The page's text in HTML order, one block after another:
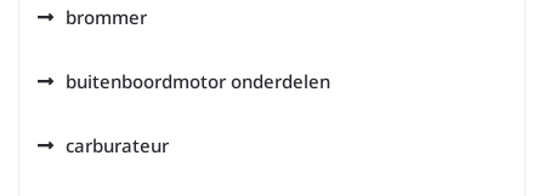
brommer
buitenboordmotor onderdelen
carburateur